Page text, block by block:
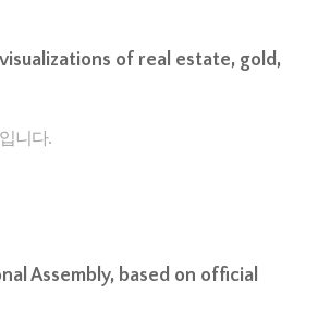
of real estate, gold,
니다.
Assembly, based on official